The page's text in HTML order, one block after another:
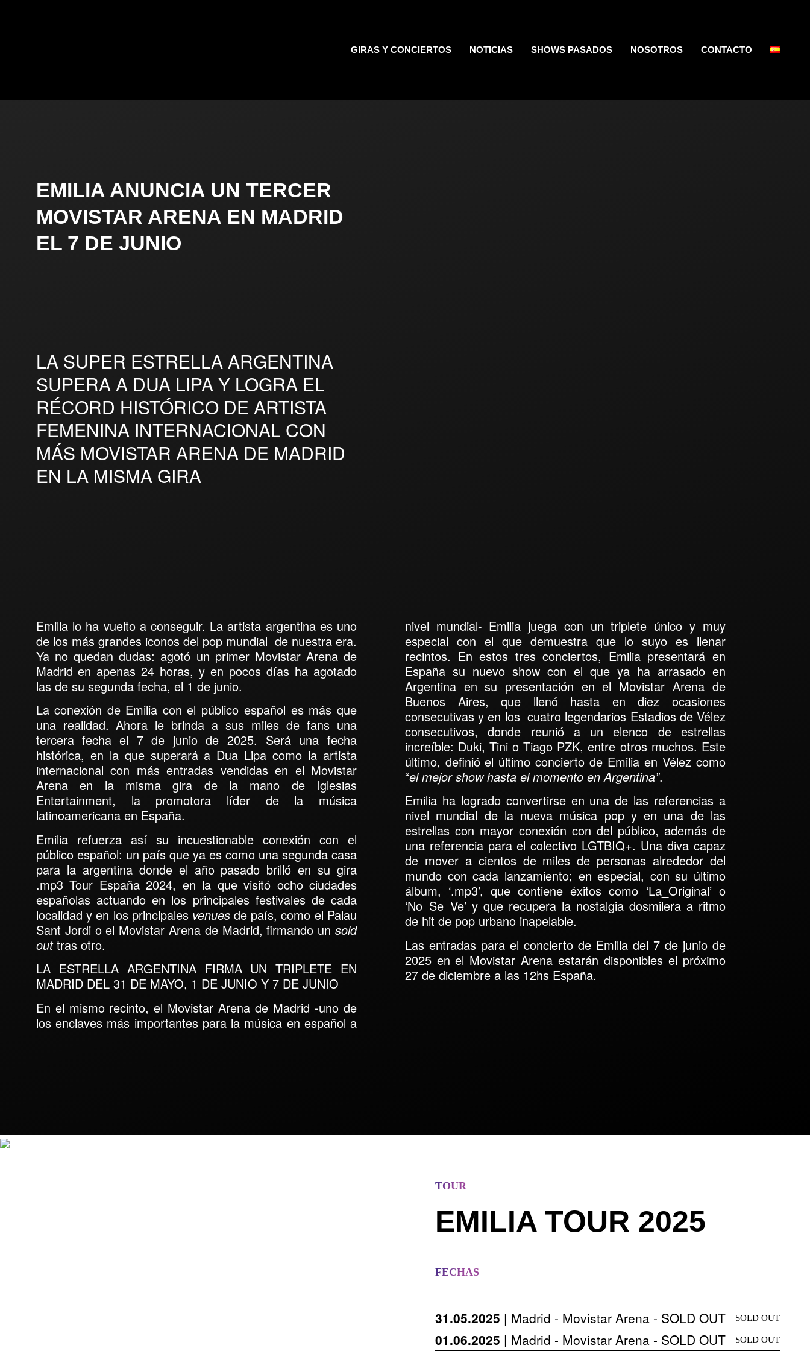
GIRAS Y CONCIERTOS NOTICIAS SHOWS PASADOS NOSOTROS CONTACTO
EMILIA ANUNCIA UN TERCER
MOVISTAR ARENA EN MADRID
EL 7 DE JUNIO
LA SUPER ESTRELLA ARGENTINA
SUPERA A DUA LIPA Y LOGRA EL
RÉCORD HISTÓRICO DE ARTISTA
FEMENINA INTERNACIONAL CON
MÁS MOVISTAR ARENA DE MADRID
EN LA MISMA GIRA
Emilia lo ha vuelto a conseguir. La artista argentina es uno
de los más grandes iconos del pop mundial de nuestra era.
Ya no quedan dudas: agotó un primer Movistar Arena de
Madrid en apenas 24 horas, y en pocos días ha agotado
las de su segunda fecha, el 1 de junio.
La conexión de Emilia con el público español es más que
una realidad. Ahora le brinda a sus miles de fans una
tercera fecha el 7 de junio de 2025. Será una fecha
histórica, en la que superará a Dua Lipa como la artista
internacional con más entradas vendidas en el Movistar
Arena en la misma gira de la mano de Iglesias
Entertainment, la promotora líder de la música
latinoamericana en España.
Emilia refuerza así su incuestionable conexión con el
público español: un país que ya es como una segunda casa
para la argentina donde el año pasado brilló en su gira
.mp3 Tour España 2024, en la que visitó ocho ciudades
españolas actuando en los principales festivales de cada
localidad y en los principales venues de país, como el Palau
Sant Jordi o el Movistar Arena de Madrid, firmando un sold
outtras otro.
LA ESTRELLA ARGENTINA FIRMA UN TRIPLETE EN
MADRID DEL 31 DE MAYO, 1 DE JUNIO Y 7 DE JUNIO
En el mismo recinto, el Movistar Arena de Madrid -uno de
los enclaves más importantes para la música en español a
nivel mundial- Emilia juega con un triplete único y muy
especial con el que demuestra que lo suyo es llenar
recintos. En estos tres conciertos, Emilia presentará en
España su nuevo show con el que ya ha arrasado en
Argentina en su presentación en el Movistar Arena de
Buenos Aires, que llenó hasta en diez ocasiones
consecutivas y en los cuatro legendarios Estadios de Vélez
consecutivos, donde reunió a un elenco de estrellas
increíble: Duki, Tini o Tiago PZK, entre otros muchos. Este
último, definió el último concierto de Emilia en Vélez como
“el mejor show hasta el momento en Argentina”.
Emilia ha logrado convertirse en una de las referencias a
nivel mundial de la nueva música pop y en una de las
estrellas con mayor conexión con del público, además de
una referencia para el colectivo LGTBIQ+. Una diva capaz
de mover a cientos de miles de personas alrededor del
mundo con cada lanzamiento; en especial, con su último
álbum, ‘.mp3’, que contiene éxitos como ‘La_Original’ o
‘No_Se_Ve’ y que recupera la nostalgia dosmilera a ritmo
de hit de pop urbano inapelable.
Las entradas para el concierto de Emilia del 7 de junio de
2025 en el Movistar Arena estarán disponibles el próximo
27 de diciembre a las 12hs España.
TOUR
EMILIA TOUR 2025
FECHAS
31.05.2025 | Madrid - Movistar Arena - SOLD OUT SOLD OUT
01.06.2025 | Madrid - Movistar Arena - SOLD OUT SOLD OUT